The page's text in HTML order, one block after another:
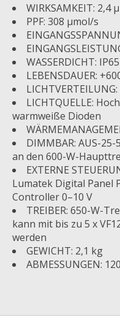
WIRKSAMKEIT: 2,4
PPF: 308 μmol/s
WASSERDICHT: IP65
LEBENSDAUER:
LICHTVERTEILUNG:
LICHTQUELLE:
warmweiße Dioden
DIMMBAR: AUS-
an den 600-W-
EXTERNE
Lumatek Digital Panel
Controller 0–10 V
TREIBER: 650-W-
kann mit bis zu 5 x
werden
GEWICHT: 2,1 kg
ABMESSUNGEN: